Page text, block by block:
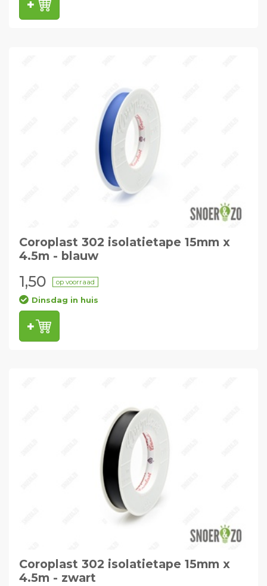
Coroplast 302 isolatietape 15mm x
4.5m - blauw
1,50 op voorraad
Dinsdag in huis
Coroplast 302 isolatietape 15mm x
4.5m - zwart